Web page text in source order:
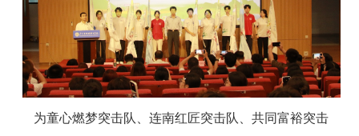
为童心燃梦突击队、连南红匠突击队、共同富裕突击